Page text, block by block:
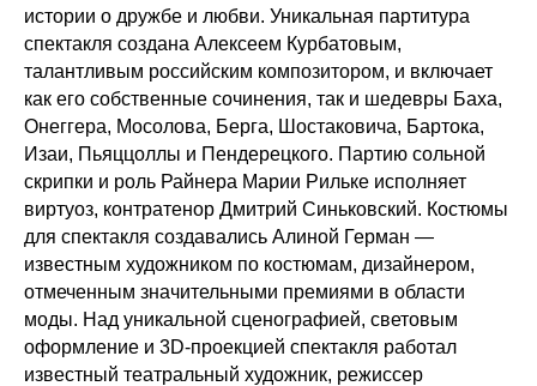
истории о дружбе и любви. Уникальная партитура
спектакля создана Алексеем Курбатовым,
талантливым российским композитором, и включает
как его собственные сочинения, так и шедевры Баха,
Онеггера, Мосолова, Берга, Шостаковича, Бартока,
Изаи, Пьяццоллы и Пендерецкого. Партию сольной
скрипки и роль Райнера Марии Рильке исполняет
виртуоз, контратенор Дмитрий Синьковский. Костюмы
для спектакля создавались Алиной Герман —
известным художником по костюмам, дизайнером,
отмеченным значительными премиями в области
моды. Над уникальной сценографией, световым
оформление и 3D-проекцией спектакля работал
известный театральный художник, режиссер